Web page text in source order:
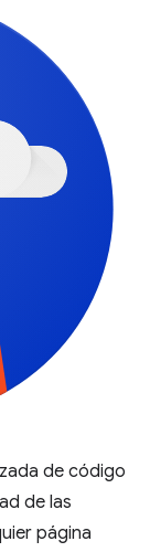
de código
de las
página